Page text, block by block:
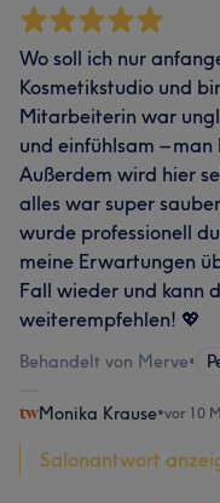
Wo soll ich nur
Kosmetikstudio und
Mitarbeiterin war
und einfühlsam –
Außerdem wird hier
alles war super
wurde professionell
meine Erwartungen
Fall wieder und kann
weiterempfehlen! 💖
Behandelt von Merve•
Monika Krause•vor 10
Salonantwort